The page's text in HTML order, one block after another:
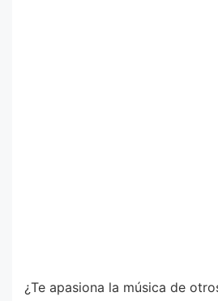
¿Te apasiona la música de